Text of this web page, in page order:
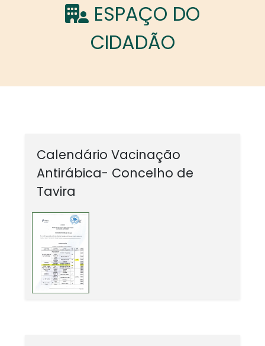
ESPAÇO DO
CIDADÃO
Calendário Vacinação
Antirábica- Concelho de
Tavira